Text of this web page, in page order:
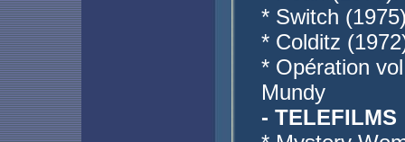
* Switch
* Colditz
* Opération
Mundy
- TELEFILMS